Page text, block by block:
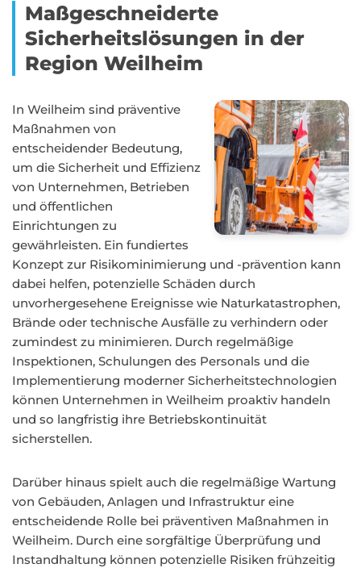
Maßgeschneiderte
Sicherheitslösungen in der
Region Weilheim
In Weilheim sind präventive
Maßnahmen von
entscheidender Bedeutung,
um die Sicherheit und Effizienz
von Unternehmen, Betrieben
und öffentlichen
Einrichtungen zu
gewährleisten. Ein fundiertes
Konzept zur Risikominimierung und -prävention kann
dabei helfen, potenzielle Schäden durch
unvorhergesehene Ereignisse wie Naturkatastrophen,
Brände oder technische Ausfälle zu verhindern oder
zumindest zu minimieren. Durch regelmäßige
Inspektionen, Schulungen des Personals und die
Implementierung moderner Sicherheitstechnologien
können Unternehmen in Weilheim proaktiv handeln
und so langfristig ihre Betriebskontinuität
sicherstellen.
Darüber hinaus spielt auch die regelmäßige Wartung
von Gebäuden, Anlagen und Infrastruktur eine
entscheidende Rolle bei präventiven Maßnahmen in
Weilheim. Durch eine sorgfältige Überprüfung und
Instandhaltung können potenzielle Risiken frühzeitig